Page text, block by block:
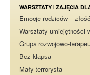
WARSZTATY I ZAJĘCIA
Emocje rodziców –
Warsztaty umiejętności
Grupa rozwojowo-
Bez klapsa
Mały terrorysta